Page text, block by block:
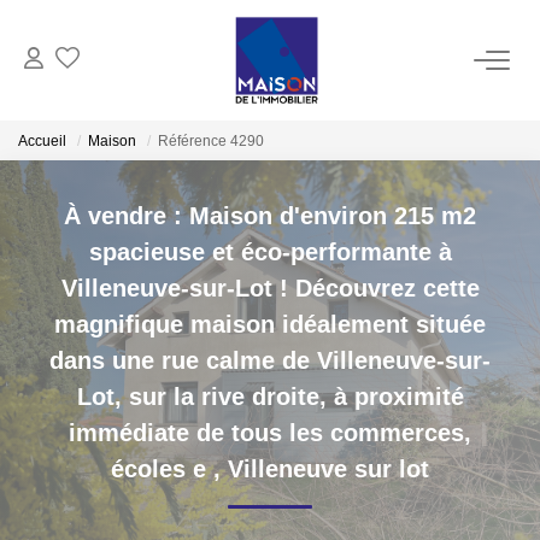
LOCATION
GESTION
ESTIMATION
Estimer Vendre
Estimation En Ligne Gratuite
Biens Vendus
Accueil Maison Référence 4290
À vendre : Maison d'environ 215 m2
spacieuse et éco-performante à
Villeneuve-sur-Lot ! Découvrez cette
magnifique maison idéalement située
dans une rue calme de Villeneuve-sur-
Lot, sur la rive droite, à proximité
immédiate de tous les commerces,
écoles e,Villeneuve sur lot